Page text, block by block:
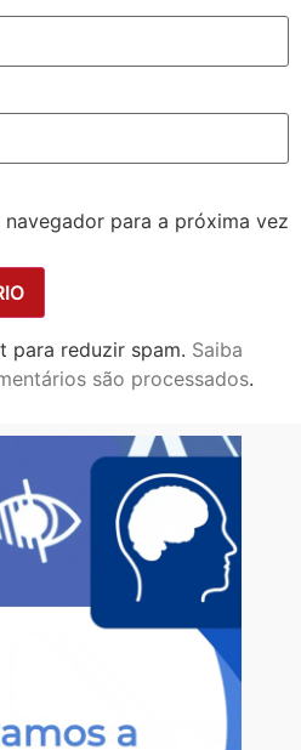
para a próxima vez
para reduzir spam. Saiba
são processados.